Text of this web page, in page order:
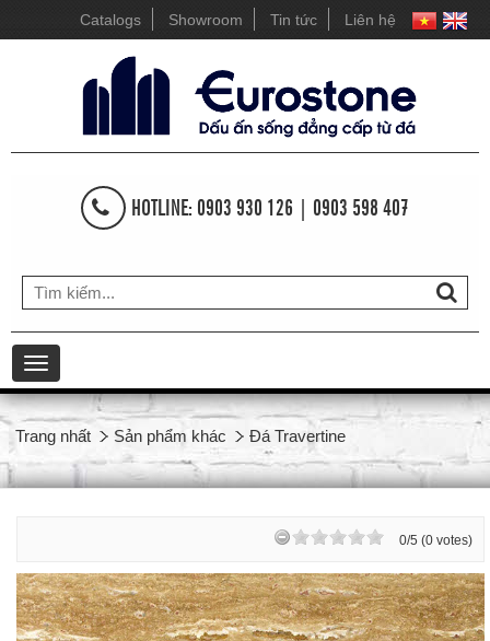
Catalogs Showroom Tin tức Liên hệ
HOTLINE: 0903 930 126 | 0903 598 407
Toggle
navigation
Trang nhất Sản phẩm khác Đá Travertine
0/5 (0 votes)